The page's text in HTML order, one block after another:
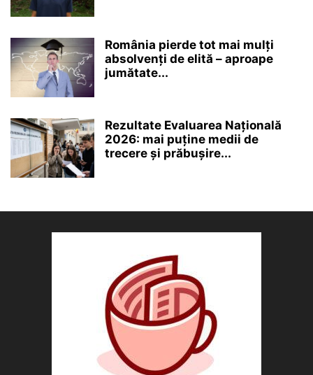
România pierde tot mai mulți
absolvenți de elită – aproape
jumătate...
Rezultate Evaluarea Națională
2026: mai puține medii de
trecere și prăbușire...